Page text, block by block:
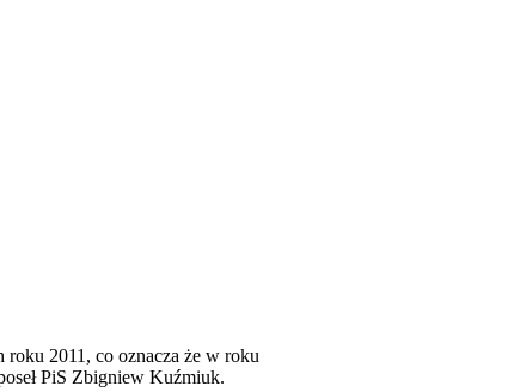
2011, co oznacza że w roku
PiS Zbigniew Kuźmiuk.